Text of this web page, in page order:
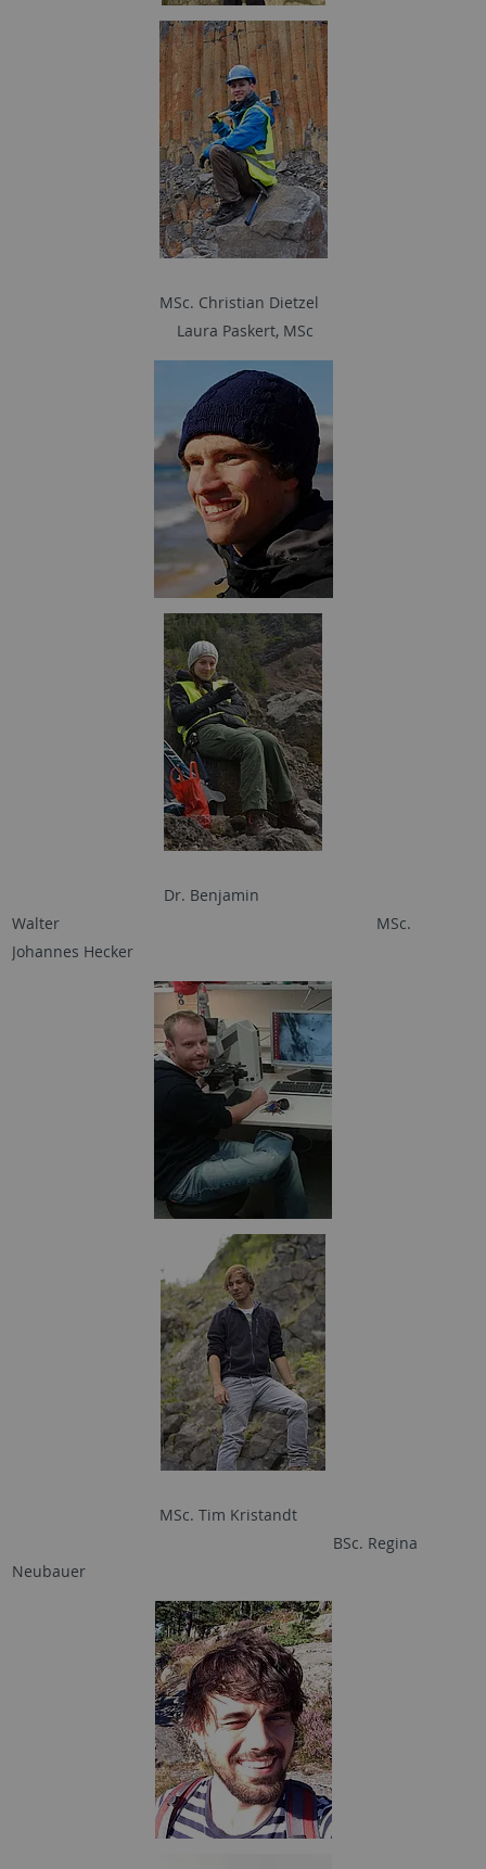
MSc. Christian Dietzel
Laura Paskert, MSc
Dr. Benjamin
Walter MSc.
Johannes Hecker
MSc. Tim Kristandt
BSc. Regina
Neubauer